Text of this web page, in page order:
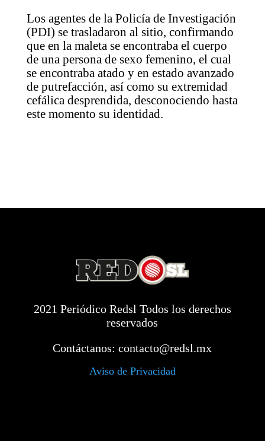
Los agentes de la Policía de Investigación
(PDI) se trasladaron al sitio, confirmando
que en la maleta se encontraba el cuerpo
de una persona de sexo femenino, el cual
se encontraba atado y en estado avanzado
de putrefacción, así como su extremidad
cefálica desprendida, desconociendo hasta
este momento su identidad.
2021 Periódico Redsl Todos los derechos
reservados
Contáctanos:contacto@redsl.mx
Aviso de Privacidad